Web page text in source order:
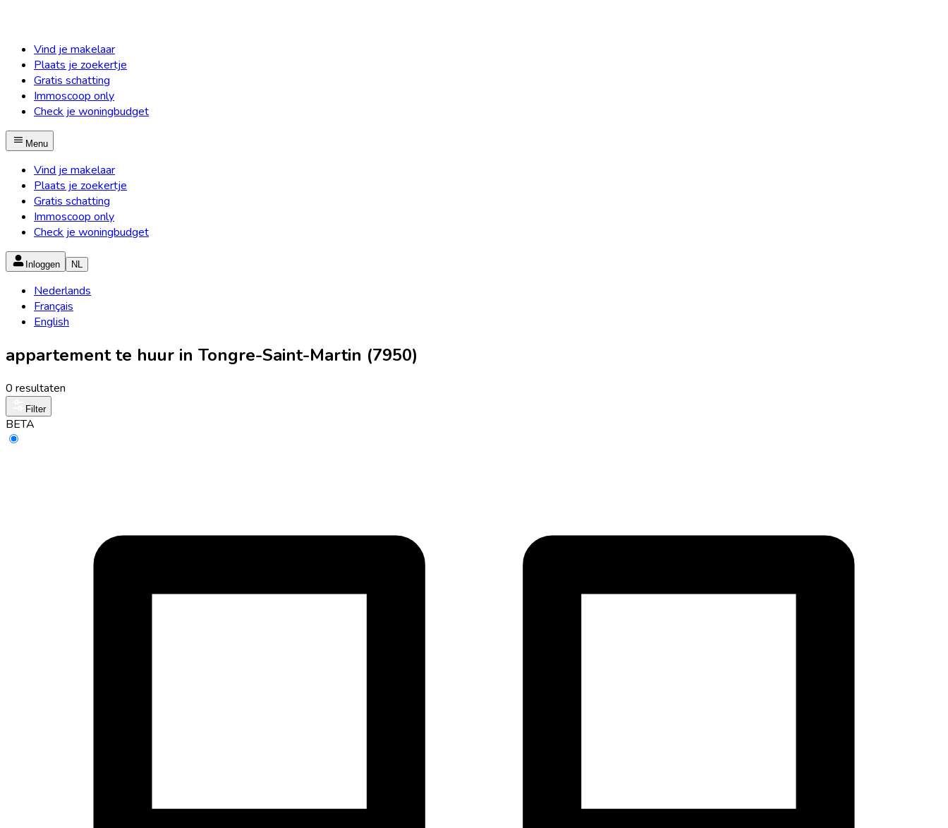
Vind je makelaar
Plaats je zoekertje
Gratis schatting
Immoscoop only
Check je woningbudget
Menu
Vind je makelaar
Plaats je zoekertje
Gratis schatting
Immoscoop only
Check je woningbudget
Inloggen NL
Nederlands
Français
English
appartement te huur in Tongre-Saint-Martin (7950)
0 resultaten
Filter
BETA